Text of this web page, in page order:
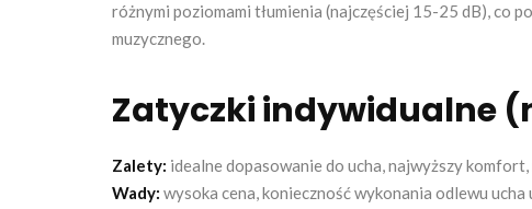
różnymi poziomami tłumienia (najczęściej 15-25 dB), co
muzycznego.
Zatyczki indywidualne
Zalety: idealne dopasowanie do ucha, najwyższy
Wady: wysoka cena, konieczność wykonania odlewu ucha